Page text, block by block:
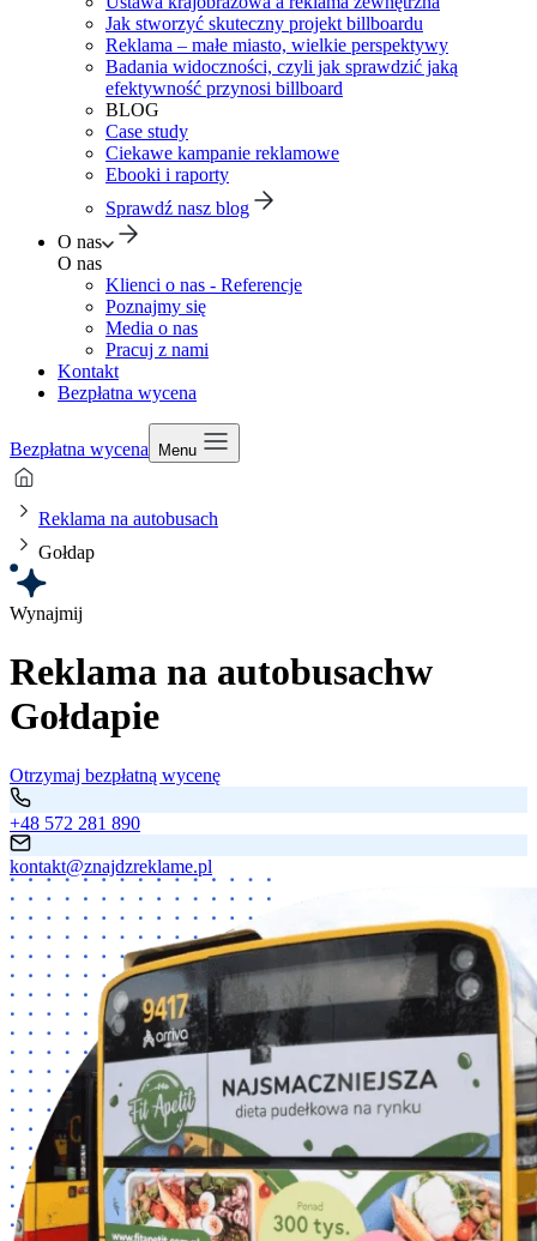
Jak stworzyć skuteczny projekt billboardu
Reklama – małe miasto, wielkie perspektywy
Badania widoczności, czyli jak sprawdzić jaką
efektywność przynosi billboard
BLOG
Case study
Ciekawe kampanie reklamowe
Ebooki i raporty
Sprawdź nasz blog
O nas
O nas
Klienci o nas - Referencje
Poznajmy się
Media o nas
Pracuj z nami
Kontakt
Bezpłatna wycena
Bezpłatna wycena Menu
Reklama na autobusach
Gołdap
Wynajmij
Reklama na autobusachw
Gołdapie
Otrzymaj bezpłatną wycenę
+48 572 281 890
kontakt@znajdzreklame.pl